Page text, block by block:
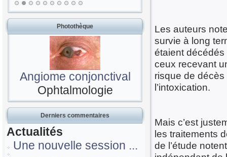
Photothèque
Angiome conjonctival
Ophtalmologie
Derniers commentaires
Actualités
Une nouvelle session ...
Les auteurs
survie à long
étaient
ceux recevant
risque de décès
l’intoxication.
Mais c’est
les traitements
de l’étude